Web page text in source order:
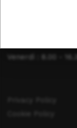
Venerdì : 8.00 -